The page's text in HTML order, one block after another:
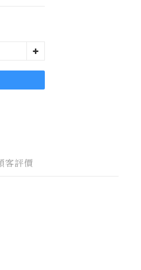
客評價